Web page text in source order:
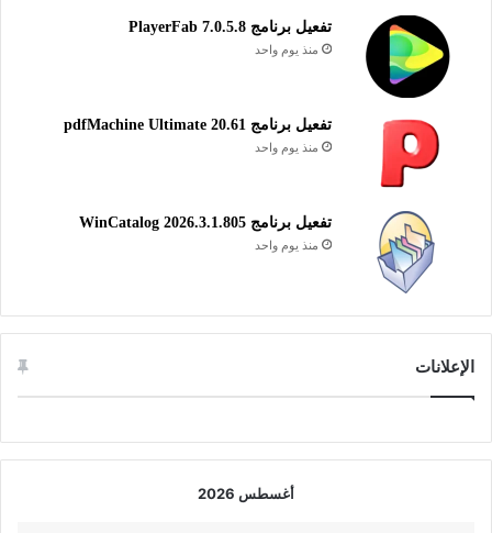
تفعيل برنامج PlayerFab 7.0.5.8
منذ يوم واحد
تفعيل برنامج pdfMachine Ultimate 20.61
منذ يوم واحد
تفعيل برنامج WinCatalog 2026.3.1.805
منذ يوم واحد
الإعلانات
أغسطس 2026